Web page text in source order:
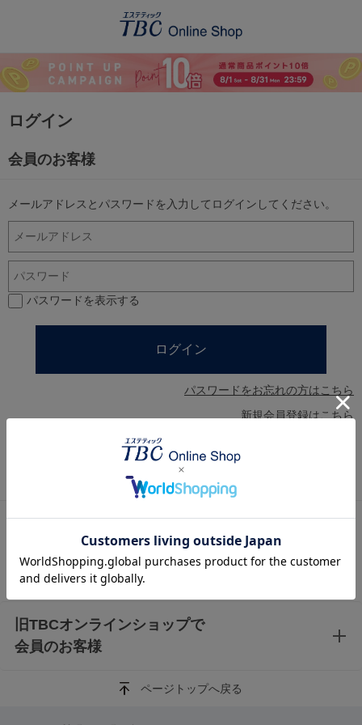
ログイン
会員のお客様
メールアドレスとパスワードを入力してログインしてください。
パスワードを表示する
パスワードをお忘れの方はこちら
新規会員登録はこちら
AmazonアカウントとTBC オンラインショップのア
カウントを連携済みの方
Amazonアカウントを利用して会員登録されたお客様は、Amazonアカウ
旧TBCオンラインショップで
会員のお客様
ページトップへ戻る